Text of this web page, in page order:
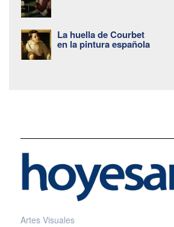
La huella de Courbet
en la pintura española
Artes Visuales